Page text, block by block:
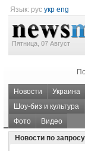
Язык: рус укр eng
Пятница, 07 Август
Новости Украина
Шоу-биз и культура
Фото
Видео
Новости по